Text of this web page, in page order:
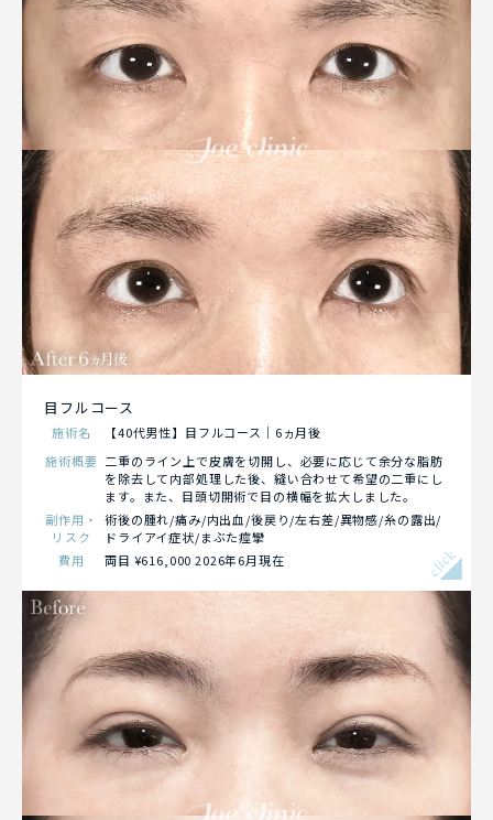
目フルコース
施術名
【40代男性】目フルコース｜6ヵ月後
施術概要 二重のライン上で皮膚を切開し、必要に応じて余分な脂肪
を除去して内部処理した後、縫い合わせて希望の二重にし
ます。また、目頭切開術で目の横幅を拡大しました。
副作用・
リスク
術後の腫れ/痛み/内出血/後戻り/左右差/異物感/糸の露出/
ドライアイ症状/まぶた痙攣
費用
両目 ¥616,000 2026年6月現在 click